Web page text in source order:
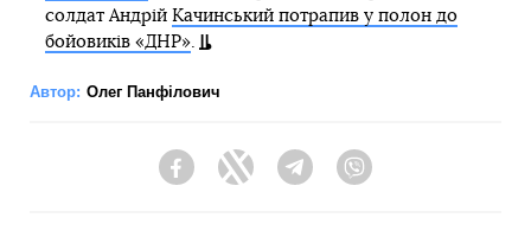
солдат Андрій Качинський потрапив у полон до
бойовиків «ДНР».
Автор: Олег Панфілович
FacebookTwitter Telegram